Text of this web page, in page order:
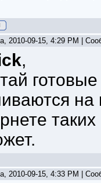
2010-09-15, 4:29 PM |
,
2010-09-15, 4:33 PM |